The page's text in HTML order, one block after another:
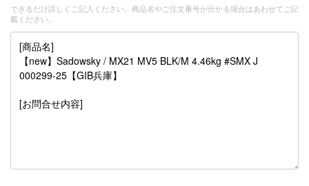
できるだけ詳しくご記入ください。商品名やご注文番号が分かる場合はあわせてご記
載ください。